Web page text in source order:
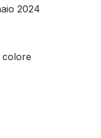
2024
colore